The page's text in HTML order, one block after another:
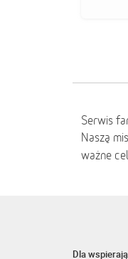
Serwis
Naszą
ważne
Dla